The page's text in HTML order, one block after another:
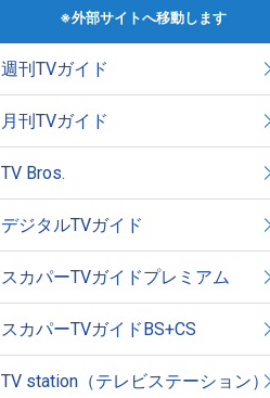
※外部サイトへ移動します
週刊TVガイド
月刊TVガイド
TV Bros.
デジタルTVガイド
スカパーTVガイドプレミアム
スカパーTVガイドBS+CS
TV station（テレビステーション）